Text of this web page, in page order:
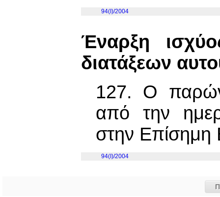
94(I)/2004
Έναρξη
διατάξεων
127. Ο παρών
από την
στην Επίσημη
94(I)/2004